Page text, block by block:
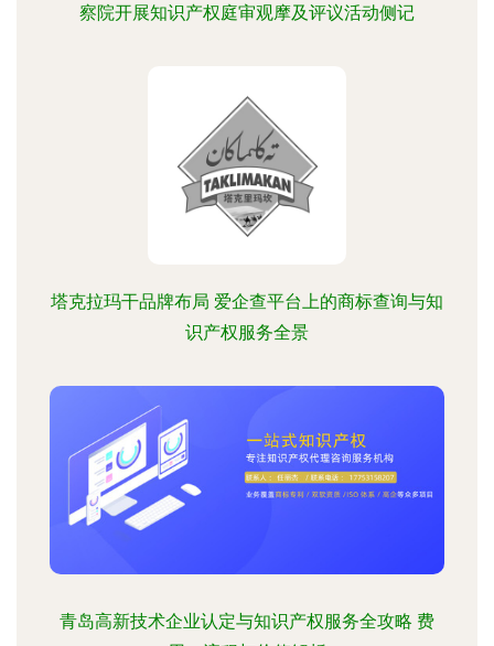
察院开展知识产权庭审观摩及评议活动侧记
塔克拉玛干品牌布局 爱企查平台上的商标查询与知
识产权服务全景
青岛高新技术企业认定与知识产权服务全攻略 费